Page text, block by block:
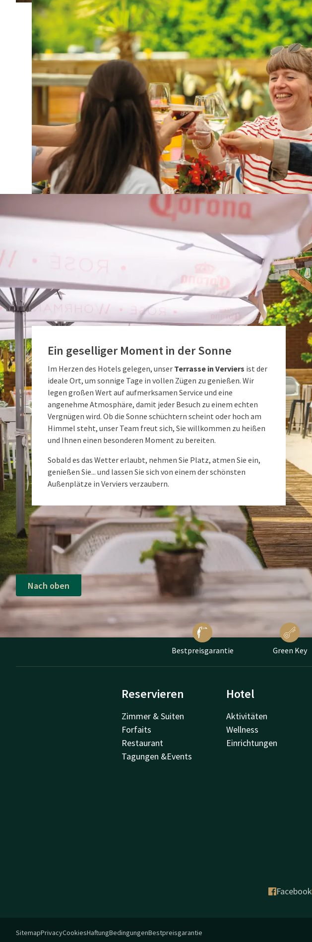
Ein geselliger Moment in der Sonne
Im Herzen des Hotels gelegen, unser Terrasse in Verviers ist der
ideale Ort, um sonnige Tage in vollen Zügen zu genießen. Wir
legen großen Wert auf aufmerksamen Service und eine
angenehme Atmosphäre, damit jeder Besuch zu einem echten
Vergnügen wird. Ob die Sonne schüchtern scheint oder hoch am
Himmel steht, unser Team freut sich, Sie willkommen zu heißen
und Ihnen einen besonderen Moment zu bereiten.
Sobald es das Wetter erlaubt, nehmen Sie Platz, atmen Sie ein,
genießen Sie... und lassen Sie sich von einem der schönsten
Außenplätze in Verviers verzaubern.
Nach oben
Bestpreisgarantie Green Key
Reservieren
Zimmer & Suiten
Forfaits
Restaurant
Tagungen &Events
Hotel
Aktivitäten
Wellness
Einrichtungen
Facebook
SitemapPrivacyCookiesHaftungBedingungenBestpreisgarantie